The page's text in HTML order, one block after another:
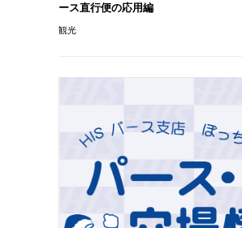
ース直行便の応用編
観光